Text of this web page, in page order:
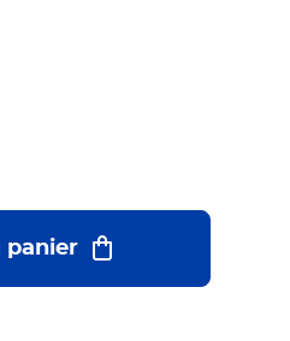
ou Pâques. Laissez-
constatez par vous-
panier